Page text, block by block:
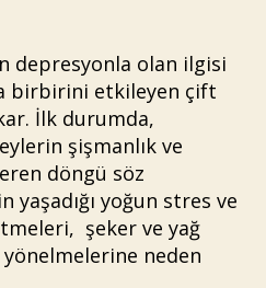
depresyonla olan ilgisi
birbirini etkileyen çift
İlk durumda,
şişmanlık ve
döngü söz
yaşadığı yoğun stres ve
şeker ve yağ
yönelmelerine neden